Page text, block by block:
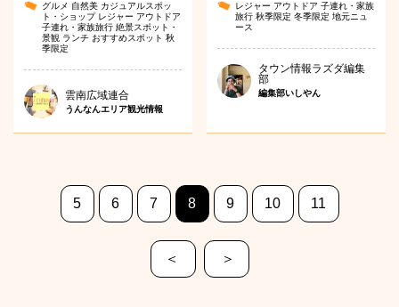
グルメ 自然美 カジュアルスポッ
ト・ショップ レジャー アウトドア
子連れ・家族旅行 絶景スポット・
景観 ランチ おすすめスポット 秋
季限定
雲南広域連合
うんなんエリア観光情報
レジャー アウトドア子連れ・家族
旅行秋季限定冬季限定地元ニュ
ース
タウン情報ラズダ編集
部
編集部いしやん
5 6 7 8 9 10 11
＜ ＞